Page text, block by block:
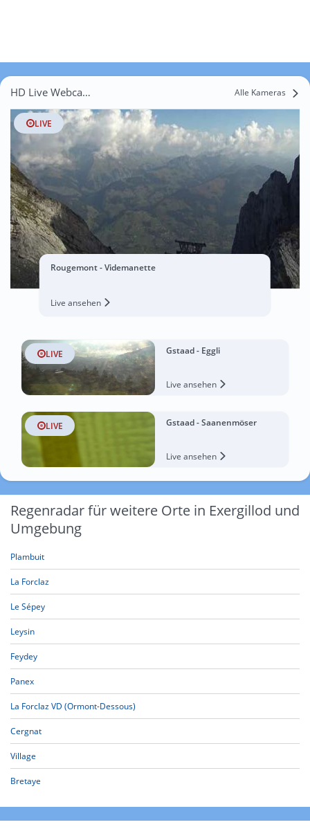
HD Live Webcams Exergillod Alle Kameras
LIVE
Rougemont - Videmanette
Live ansehen
LIVE Gstaad - Eggli
Live ansehen
LIVE Gstaad - Saanenmöser
Live ansehen
Regenradar für weitere Orte in Exergillod und
Umgebung
Plambuit
La Forclaz
Le Sépey
Leysin
Feydey
Panex
La Forclaz VD (Ormont-Dessous)
Cergnat
Village
Bretaye